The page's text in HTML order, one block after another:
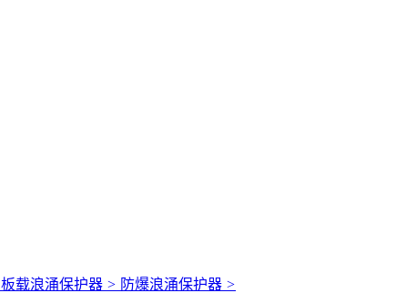
板载浪涌保护器 > 防爆浪涌保护器 >